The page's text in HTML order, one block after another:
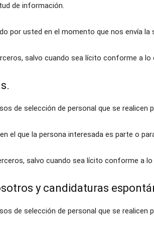
de información.
por usted en el momento que nos envía la
salvo cuando sea lícito conforme a
de selección de personal que se realicen
el que la persona interesada es parte o
salvo cuando sea lícito conforme a
y candidaturas
de selección de personal que se realicen